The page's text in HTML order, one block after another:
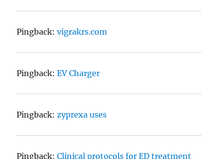
Pingback:vigrakrs.com
Pingback:EV Charger
Pingback: zyprexa uses
Pingback:Clinical protocols for ED treatment